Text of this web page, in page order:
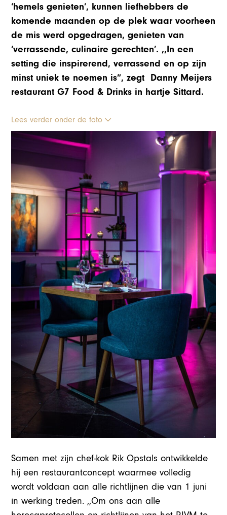
‘hemels genieten’, kunnen liefhebbers de
komende maanden op de plek waar voorheen
de mis werd opgedragen, genieten van
‘verrassende, culinaire gerechten’. ,,In een
setting die inspirerend, verrassend en op zijn
minst uniek te noemen is”, zegt Danny Meijers
restaurant G7 Food & Drinks in hartje Sittard.
Lees verder onder de foto
Samen met zijn chef-kok Rik Opstals ontwikkelde
hij een restaurantconcept waarmee volledig
wordt voldaan aan alle richtlijnen die van 1 juni
in werking treden. ,,Om ons aan alle